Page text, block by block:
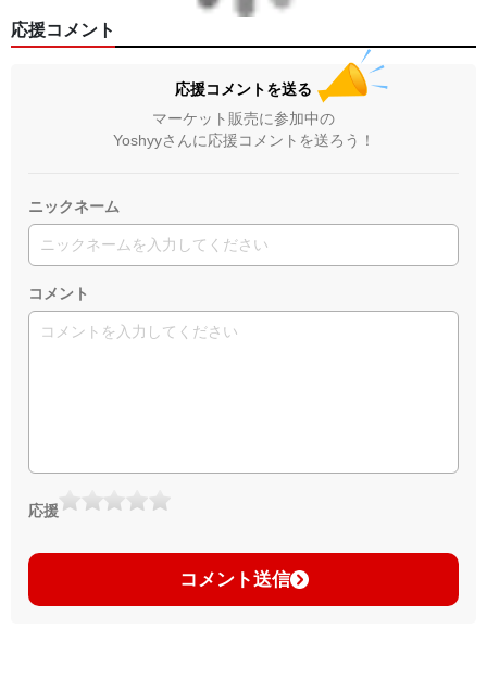
応援コメント
応援コメントを送る
マーケット販売に参加中の
Yoshyyさんに応援コメントを送ろう！
ニックネーム
コメント
応援
コメント送信